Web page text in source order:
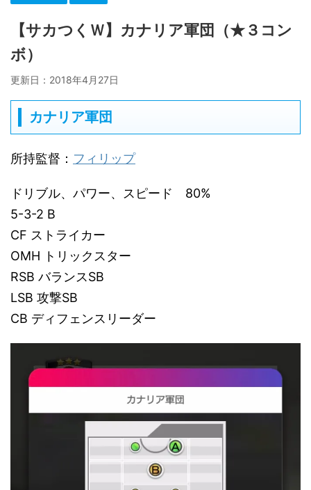
【サカつくＷ】カナリア軍団（★３コン
ボ）
更新日： 2018年4月27日
カナリア軍団
所持監督： フィリップ
ドリブル、パワー、スピード 80%
5-3-2 B
CF ストライカー
OMH トリックスター
RSB バランスSB
LSB 攻撃SB
CB ディフェンスリーダー